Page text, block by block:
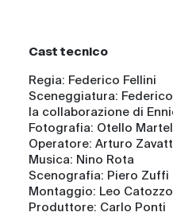
Cast tecnico
Regia: Federico Fellini
Sceneggiatura:
la collaborazione di
Fotografia: Otello
Operatore: Arturo
Musica: Nino Rota
Scenografia: Piero Zuffi
Montaggio: Leo Catozzo
Produttore: Carlo Ponti